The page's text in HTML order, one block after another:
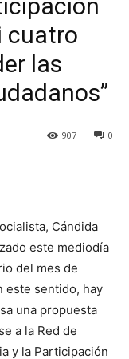
cuatro
las
0
907
Cándida
este mediodía
del mes de
este sentido, hay
una propuesta
a la Red de
y la Participación